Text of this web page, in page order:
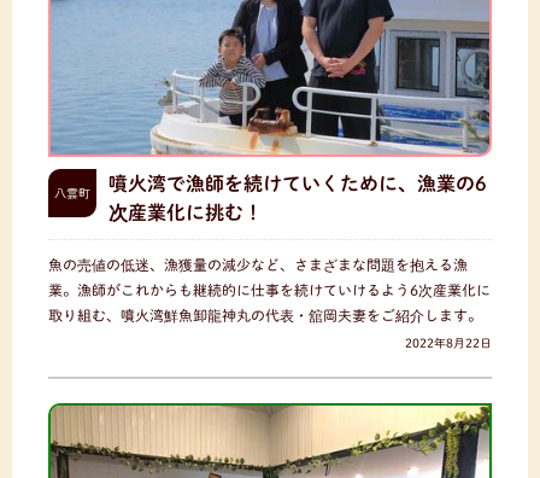
八雲町
噴火湾で漁師を続けていくために、漁業の6
次産業化に挑む！
魚の売値の低迷、漁獲量の減少など、さまざまな問題を抱える漁
業。漁師がこれからも継続的に仕事を続けていけるよう6次産業化に
取り組む、噴火湾鮮魚卸龍神丸の代表・舘岡夫妻をご紹介します。
2022年8月22日